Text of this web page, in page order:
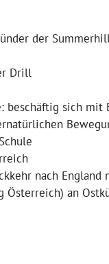
der
Drill
beschäftig sich mit
nach England
an